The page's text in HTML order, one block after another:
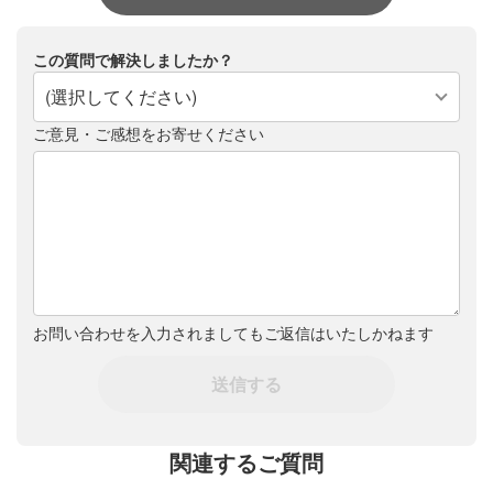
この質問で解決しましたか？
(選択してください)
ご意見・ご感想をお寄せください
お問い合わせを入力されましてもご返信はいたしかねます
送信する
関連するご質問